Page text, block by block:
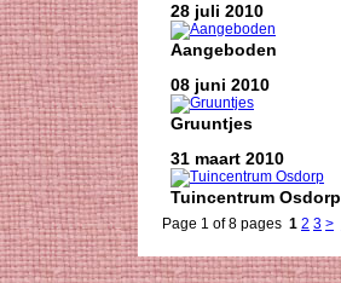
28 juli 2010
Aangeboden
08 juni 2010
Gruuntjes
31 maart 2010
Tuincentrum Osdorp
Page 1 of 8 pages 1 2 3 >